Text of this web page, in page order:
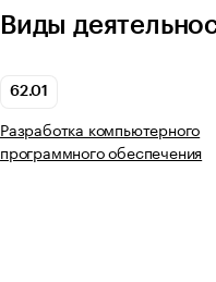
Виды
62.01
Разработка компьютерного
программного обеспечения